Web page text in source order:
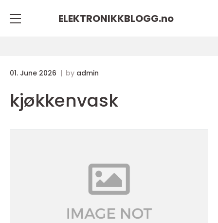
ELEKTRONIKKBLOGG.no
01. June 2026 by admin
kjøkkenvask